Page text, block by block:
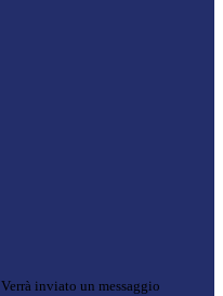
Verrà inviato un messaggio